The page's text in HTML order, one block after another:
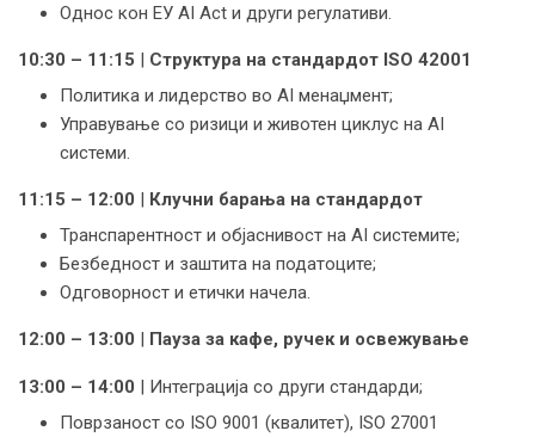
Однос кон ЕУ AI Act и други регулативи.
10:30 – 11:15 | Структура на стандардот ISO 42001
Политика и лидерство во AI менаџмент;
Управување со ризици и животен циклус на AI
системи.
11:15 – 12:00 | Клучни барања на стандардот
Транспарентност и објаснивост на AI системите;
Безбедност и заштита на податоците;
Одговорност и етички начела.
12:00 – 13:00 | Пауза за кафе, ручеки освежување
13:00 – 14:00 | Интеграција со други стандарди;
Поврзаност со ISO 9001 (квалитет), ISO 27001